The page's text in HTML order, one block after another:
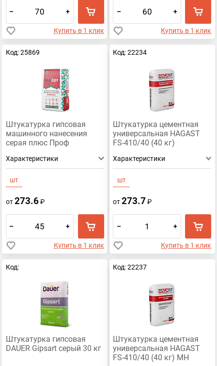
– +
Купить в 1 клик
– +
Купить в 1 клик
Код: 25869
Штукатурка гипсовая
машинного нанесения
серая плюс Проф
Характеристики
шт
от273.6₽
– +
Купить в 1 клик
Код: 22234
Штукатурка цементная
универсальная HAGAST
FS-410/40 (40 кг)
Характеристики
шт
от273.7₽
– +
Купить в 1 клик
Код:
Штукатурка гипсовая
DAUER Gipsart серый 30 кг
Код: 22237
Штукатурка цементная
универсальная HAGAST
FS-410/40 (40 кг) МН